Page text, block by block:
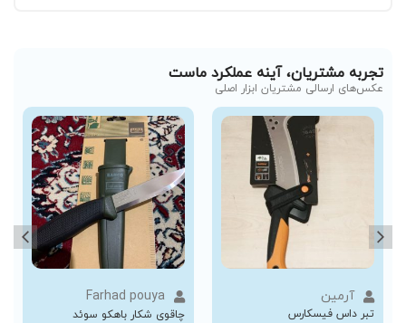
تجربه مشتریان، آینه عملکرد ماست
عکس‌های ارسالی مشتریان ابزار اصلی
آرمین
تبر داس فیسکارس
Farhad pouya
چاقوی شکار باهکو سوئد